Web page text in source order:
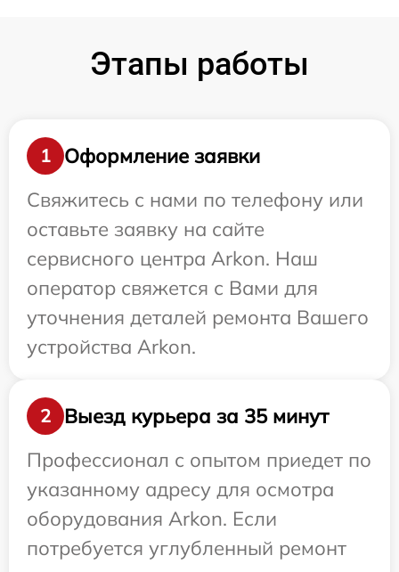
Этапы работы
1
Оформление заявки
Свяжитесь с нами по телефону или
оставьте заявку на сайте
сервисного центра Arkon. Наш
оператор свяжется с Вами для
уточнения деталей ремонта Вашего
устройства Arkon.
2
Выезд курьера за 35 минут
Профессионал с опытом приедет по
указанному адресу для осмотра
оборудования Arkon. Если
потребуется углубленный ремонт